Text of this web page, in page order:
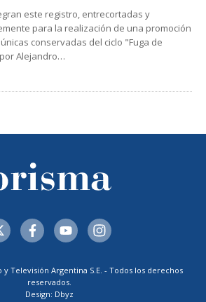
este registro, entrecortadas y
para la realización de una promoción
conservadas del ciclo "Fuga de
Alejandro…
y Televisión Argentina S.E. - Todos los derechos
reservados.
Design: Dbyz